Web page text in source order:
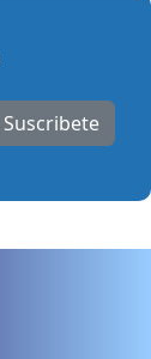
Suscribete